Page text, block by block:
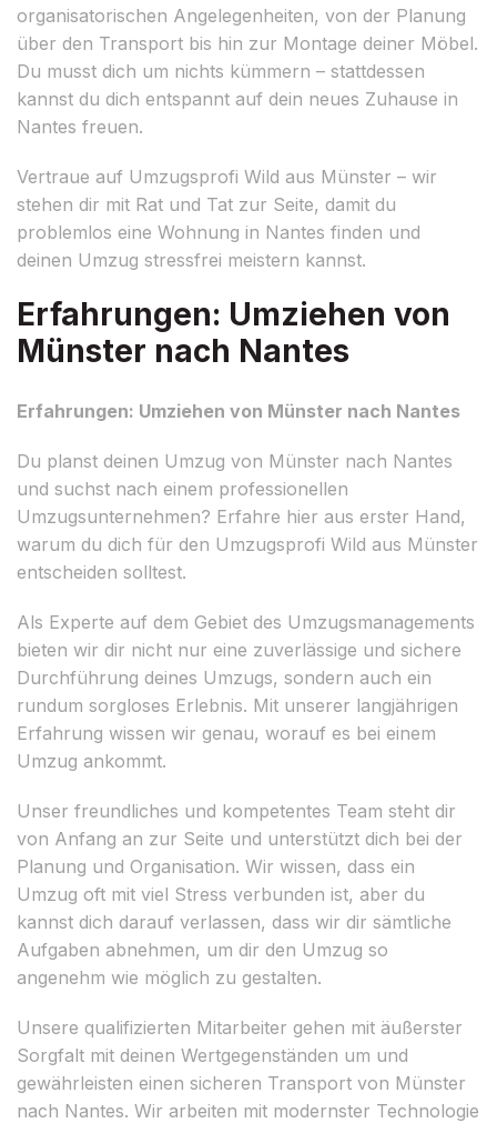
organisatorischen Angelegenheiten, von der Planung
über den Transport bis hin zur Montage deiner Möbel.
Du musst dich um nichts kümmern – stattdessen
kannst du dich entspannt auf dein neues Zuhause in
Nantes freuen.
Vertraue auf Umzugsprofi Wild aus Münster – wir
stehen dir mit Rat und Tat zur Seite, damit du
problemlos eine Wohnung in Nantes finden und
deinen Umzug stressfrei meistern kannst.
Erfahrungen: Umziehen von
Münster nach Nantes
Erfahrungen: Umziehen von Münster nach Nantes
Du planst deinen Umzug von Münster nach Nantes
und suchst nach einem professionellen
Umzugsunternehmen? Erfahre hier aus erster Hand,
warum du dich für den Umzugsprofi Wild aus Münster
entscheiden solltest.
Als Experte auf dem Gebiet des Umzugsmanagements
bieten wir dir nicht nur eine zuverlässige und sichere
Durchführung deines Umzugs, sondern auch ein
rundum sorgloses Erlebnis. Mit unserer langjährigen
Erfahrung wissen wir genau, worauf es bei einem
Umzug ankommt.
Unser freundliches und kompetentes Team steht dir
von Anfang an zur Seite und unterstützt dich bei der
Planung und Organisation. Wir wissen, dass ein
Umzug oft mit viel Stress verbunden ist, aber du
kannst dich darauf verlassen, dass wir dir sämtliche
Aufgaben abnehmen, um dir den Umzug so
angenehm wie möglich zu gestalten.
Unsere qualifizierten Mitarbeiter gehen mit äußerster
Sorgfalt mit deinen Wertgegenständen um und
gewährleisten einen sicheren Transport von Münster
nach Nantes. Wir arbeiten mit modernster Technologie